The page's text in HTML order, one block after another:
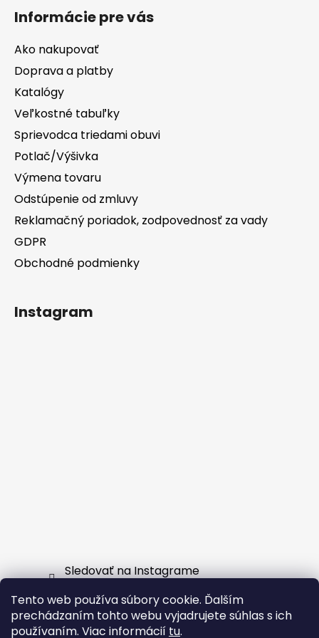
Tento web používa súbory cookie. Ďalším
prechádzaním tohto webu vyjadrujete súhlas s ich
používaním. Viac informácií tu.
Informácie pre vás
Ako nakupovať
Doprava a platby
Katalógy
Veľkostné tabuľky
Sprievodca triedami obuvi
Potlač/Výšivka
Výmena tovaru
Odstúpenie od zmluvy
Reklamačný poriadok, zodpovednosť za vady
GDPR
Obchodné podmienky
Instagram
Sledovať na Instagrame
Facebook